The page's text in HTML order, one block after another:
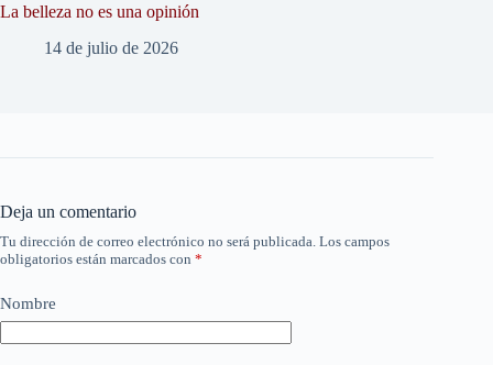
La belleza no es una opinión
14 de julio de 2026
Deja un comentario
Tu dirección de correo electrónico no será publicada. Los campos
obligatorios están marcados con *
Nombre